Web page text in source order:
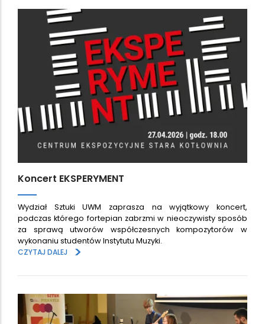
Koncert EKSPERYMENT
Wydział Sztuki UWM zaprasza na wyjątkowy koncert,
podczas którego fortepian zabrzmi w nieoczywisty sposób
za sprawą utworów współczesnych kompozytorów w
wykonaniu studentów Instytutu Muzyki.
CZYTAJ DALEJ
>